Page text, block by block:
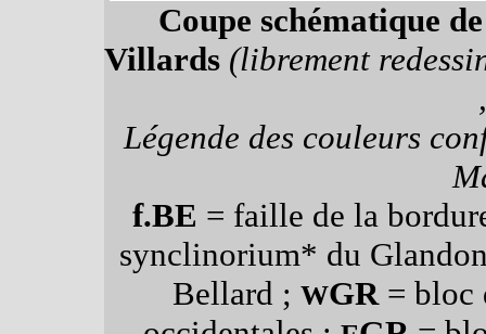
Coupe schématique
Villards (librement
Légende des couleurs
f.BE = faille de la
synclinorium* du
Bellard ; WGR= bloc